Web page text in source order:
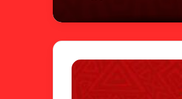
وتنتظر الإتحاد